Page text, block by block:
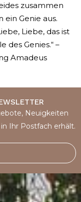
zusammen
ein Genie aus.
Liebe, das ist
des Genies.“ –
Amadeus
Neuigkeiten
Ihr Postfach erhält.